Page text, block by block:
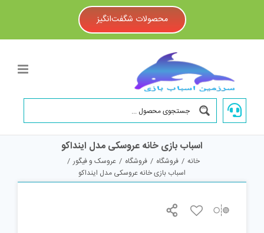
محصولات شگفت‌انگیز
اسباب بازی خانه عروسکی مدل اینداکو
خانه / فروشگاه / فروشگاه / عروسک و فیگور /
اسباب بازی خانه عروسکی مدل اینداکو